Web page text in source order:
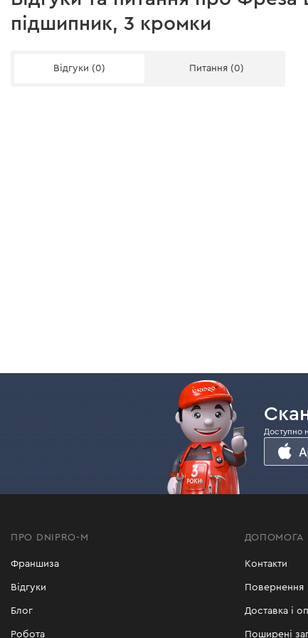
підшипник, 3 кромки
Відгуки (0) Питання (0)
Доступно
ПРО DNIPRO-M
Франшиза
Відгуки
Блог
Робота
ДОПОМОГА
Контакти
Повернення
Доставка і
Поширені